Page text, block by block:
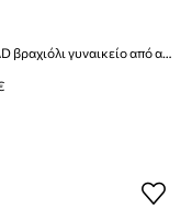
EDBLAD βραχιόλι γυναικείο από ανοξείδωτο ατσάλι Lana